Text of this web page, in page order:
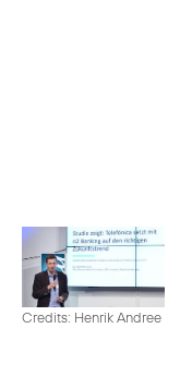
Credits: Henrik Andree